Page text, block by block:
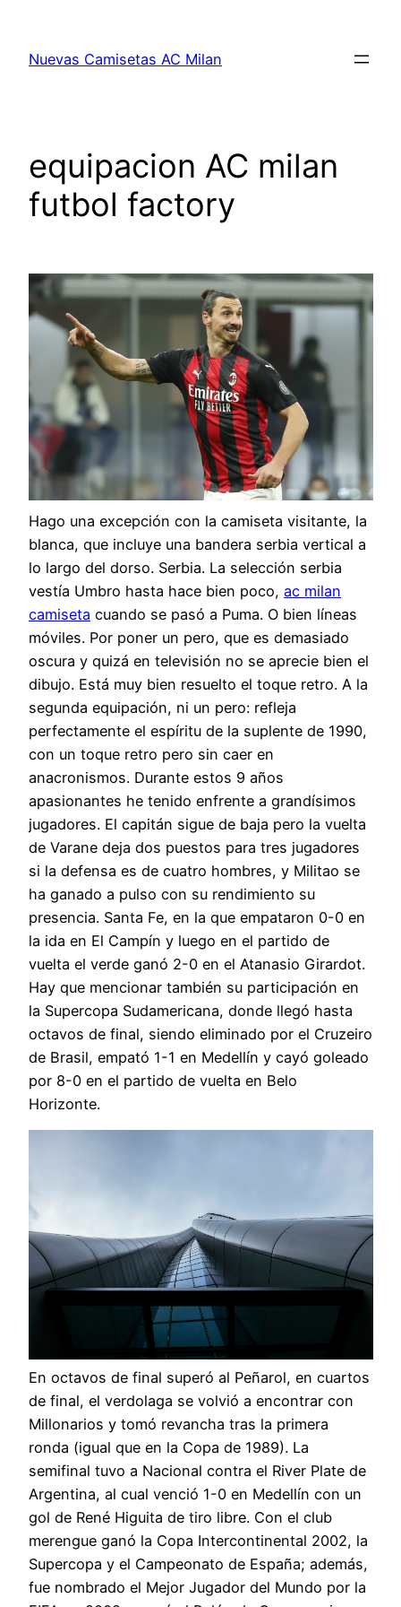
contenido
Nuevas Camisetas AC Milan
equipacion AC milan
futbol factory
Hago una excepción con la camiseta visitante, la
blanca, que incluye una bandera serbia vertical a
lo largo del dorso. Serbia. La selección serbia
vestía Umbro hasta hace bien poco, ac milan
camiseta cuando se pasó a Puma. O bien líneas
móviles. Por poner un pero, que es demasiado
oscura y quizá en televisión no se aprecie bien el
dibujo. Está muy bien resuelto el toque retro. A la
segunda equipación, ni un pero: refleja
perfectamente el espíritu de la suplente de 1990,
con un toque retro pero sin caer en
anacronismos. Durante estos 9 años
apasionantes he tenido enfrente a grandísimos
jugadores. El capitán sigue de baja pero la vuelta
de Varane deja dos puestos para tres jugadores
si la defensa es de cuatro hombres, y Militao se
ha ganado a pulso con su rendimiento su
presencia. Santa Fe, en la que empataron 0-0 en
la ida en El Campín y luego en el partido de
vuelta el verde ganó 2-0 en el Atanasio Girardot.
Hay que mencionar también su participación en
la Supercopa Sudamericana, donde llegó hasta
octavos de final, siendo eliminado por el Cruzeiro
de Brasil, empató 1-1 en Medellín y cayó goleado
por 8-0 en el partido de vuelta en Belo
Horizonte.
En octavos de final superó al Peñarol, en cuartos
de final, el verdolaga se volvió a encontrar con
Millonarios y tomó revancha tras la primera
ronda (igual que en la Copa de 1989). La
semifinal tuvo a Nacional contra el River Plate de
Argentina, al cual venció 1-0 en Medellín con un
gol de René Higuita de tiro libre. Con el club
merengue ganó la Copa Intercontinental 2002, la
Supercopa y el Campeonato de España; además,
fue nombrado el Mejor Jugador del Mundo por la